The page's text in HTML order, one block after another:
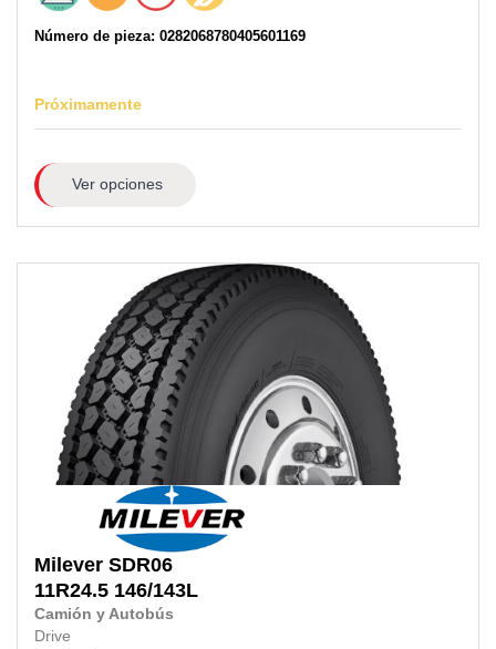
Número de pieza: 0282068780405601169
Próximamente
Ver opciones
Milever SDR06
11R24.5 146/143L
Camión y Autobús
Drive